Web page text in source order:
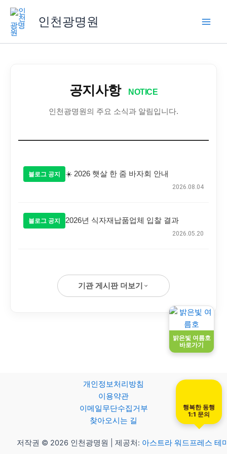
밝은빛 여름호
바로가기
로
인천광명원
공지사항 NOTICE
인천광명원의 주요 소식과 알림입니다.
블로그 공지 ☀️ 2026 햇살 한 줌 바자회 안내
2026.08.04
블로그 공지 2026년 식자재납품업체 입찰 결과
2026.05.20
기관 게시판 더보기
개인정보처리방침
이용약관
이메일무단수집거부
찾아오시는 길
저작권 © 2026 인천광명원 | 제공처: 아스트라 워드프레스 테
행복한 동행
1:1 문의